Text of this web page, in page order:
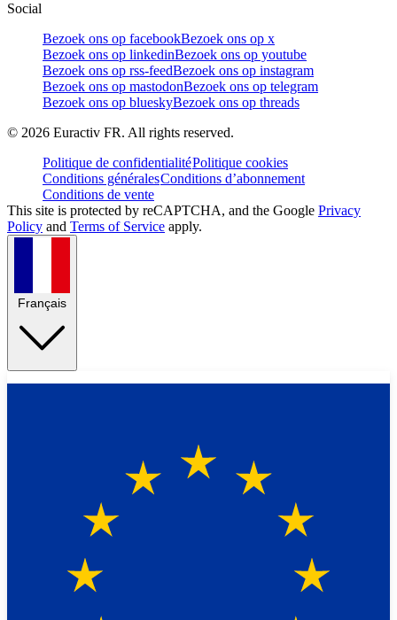
Social
Bezoek ons op facebookBezoek ons op x
Bezoek ons op linkedinBezoek ons op youtube
Bezoek ons op rss-feedBezoek ons op instagram
Bezoek ons op mastodonBezoek ons op telegram
Bezoek ons op blueskyBezoek ons op threads
© 2026 Euractiv FR. All rights reserved.
Politique de confidentialitéPolitique cookies
Conditions généralesConditions d’abonnement
Conditions de vente
This site is protected by reCAPTCHA, and the Google Privacy
Policy and Terms of Service apply.
Français